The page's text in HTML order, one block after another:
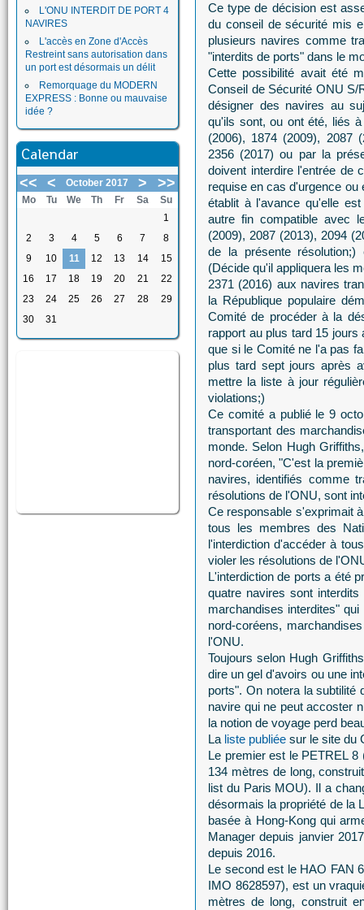
L'ONU INTERDIT DE PORT 4
NAVIRES
L'accès en Zone d'Accès
Restreint sans autorisation dans
un port est désormais un délit
Remorquage du MODERN
EXPRESS : Bonne ou mauvaise
idée ?
Calendar
<< < October 2017 > >>
Mo Tu We Th Fr Sa
Su
1
2
3 4 5 6 7
8
9
10 11 12 13 14
15
16
17 18 19 20 21
22
23
24 25 26 27 28
29
30
31
Ce type de décision est
du conseil de sécurité mis
plusieurs navires comme
"interdits de ports" dans le
Cette possibilité avait été
Conseil de Sécurité ONU S/
désigner des navires au
qu'ils sont, ou ont été, liés
(2006), 1874 (2009), 2087
2356 (2017) ou par la
doivent interdire l'entrée de
requise en cas d'urgence ou
établit à l'avance qu'elle
autre fin compatible avec
(2009), 2087 (2013), 2094
de la présente
(Décide qu'il appliquera les
2371 (2016) aux navires
la République populaire
Comité de procéder à la
rapport au plus tard 15 jours
que si le Comité ne l'a pas
plus tard sept jours après
mettre la liste à jour
violations;)
Ce comité a publié le 9
transportant des
monde. Selon Hugh
nord-coréen, "C'est la
navires, identifiés comme
résolutions de l'ONU, sont
Ce responsable s'exprimait
tous les membres des
l'interdiction d'accéder à
violer les résolutions de
L'interdiction de ports a été
quatre navires sont
marchandises interdites"
nord-coréens,
l'ONU.
Toujours selon Hugh
dire un gel d'avoirs ou une
ports". On notera la subtilité
navire qui ne peut accoster
la notion de voyage perd
La liste publiée sur le site du
Le premier est le PETREL
134 mètres de long,
list du Paris MOU). Il a
désormais la propriété de la
basée à Hong-Kong qui
Manager depuis janvier
depuis 2016.
Le second est le HAO FAN
IMO 8628597), est un
mètres de long, construit